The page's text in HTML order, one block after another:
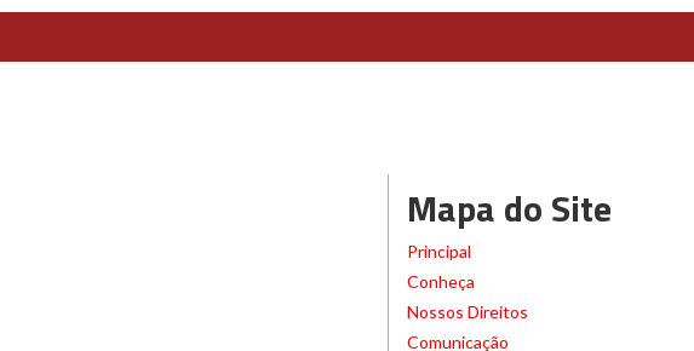
Mapa do Site
Principal
Conheça
Nossos Direitos
Comunicação